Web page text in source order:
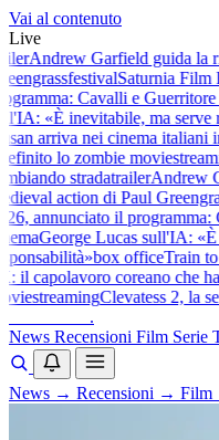
Vai al contenuto
Live
Andrew Garfield guida la
festivalSaturnia Film
Cavalli e
«È inevitabile, ma serve
arriva nei cinema italiani
lo zombie movie
stradatrailerAndrew
action di Paul
annunciato il
George Lucas sull'IA: «È
box officeTrain
il capolavoro coreano che
streamingClevatess 2, la
.
News Recensioni Film Serie
News → Recensioni → Film